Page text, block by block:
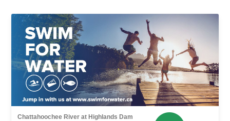
Chattahoochee River at Highlands Dam